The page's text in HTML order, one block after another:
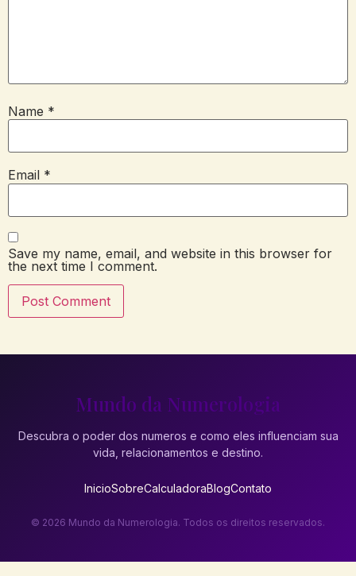
Name *
Email *
Save my name, email, and website in this browser for
the next time I comment.
Mundo da Numerologia
Descubra o poder dos numeros e como eles influenciam sua
vida, relacionamentos e destino.
InicioSobreCalculadoraBlogContato
© 2026 Mundo da Numerologia. Todos os direitos reservados.